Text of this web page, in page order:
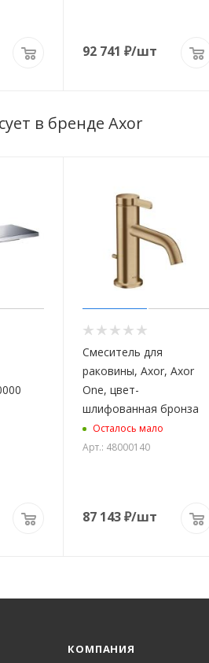
92 741 ₽/шт
в бренде Axor
Смеситель для
раковины, Axor, Axor
One, цвет-
шлифованная бронза
Осталось мало
Арт.: 48000140
87 143₽/шт
КОМПАНИЯ